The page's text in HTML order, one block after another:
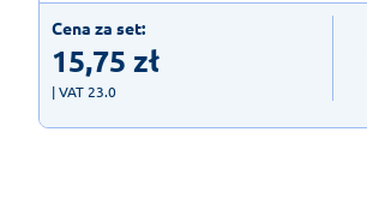
Cena za set:
15,75 zł
| VAT 23.0